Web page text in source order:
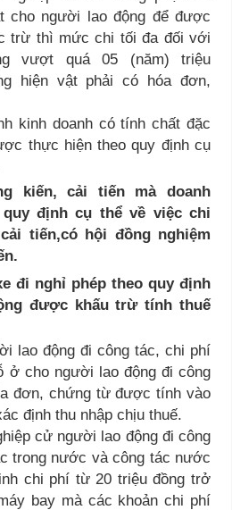
cho người lao động để được
trừ thì mức chi tối đa đối với
vượt quá 05 (năm) triệu
hiện vật phải có hóa đơn,
kinh doanh có tính chất đặc
thực hiện theo quy định cụ
kiến, cải tiến mà doanh
định cụ thể về việc chi
tiến,có hội đồng nghiệm
đi nghỉ phép theo quy định
được khấu trừ tính thuế
lao động đi công tác, chi phí
ở cho người lao động đi công
đơn, chứng từ được tính vào
định thu nhập chịu thuế.
cử người lao động đi công
trong nước và công tác nước
chi phí từ 20 triệu đồng trở
bay mà các khoản chi phí